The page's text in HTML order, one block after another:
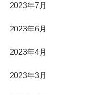
2023年7月
2023年6月
2023年4月
2023年3月